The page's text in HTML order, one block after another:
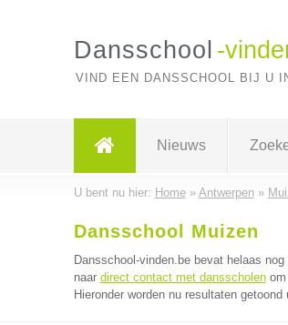
Dansschool -
VIND EEN DANSSCHOOL BIJ U
Nieuws
U bent nu hier: Home» Antwerpen»
Dansschool Muizen
Dansschool-vinden.be bevat helaas nog
naar direct contact met dansscholenom
Hieronder worden nu resultaten